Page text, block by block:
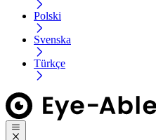
Polski
Svenska
Türkçe